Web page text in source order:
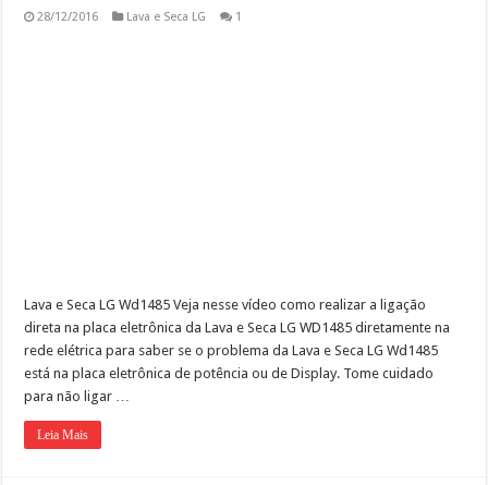
28/12/2016 Lava e Seca LG 1
Lava e Seca LG Wd1485 Veja nesse vídeo como realizar a ligação
direta na placa eletrônica da Lava e Seca LG WD1485 diretamente na
rede elétrica para saber se o problema da Lava e Seca LG Wd1485
está na placa eletrônica de potência ou de Display. Tome cuidado
para não ligar …
Leia Mais